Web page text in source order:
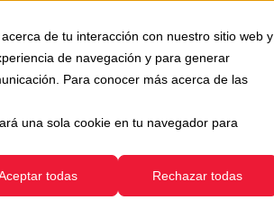
de tu interacción con nuestro sitio web y
de navegación y para generar
Para conocer más acerca de las
una sola cookie en tu navegador para
todas Rechazar todas
Show submenu for Usada Show submenu for Servicios
Empresa Recursos